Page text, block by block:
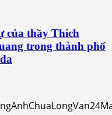
của thầy Thích
trong thành phố